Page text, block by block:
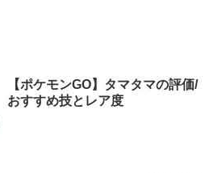
【ポケモンGO】タマタマの評価/
おすすめ技とレア度